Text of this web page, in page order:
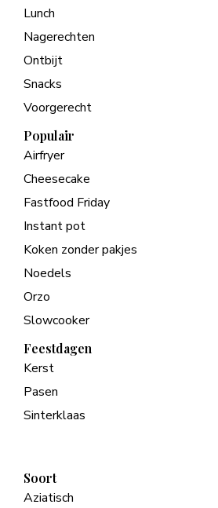
Lunch
Nagerechten
Ontbijt
Snacks
Voorgerecht
Populair
Airfryer
Cheesecake
Fastfood Friday
Instant pot
Koken zonder pakjes
Noedels
Orzo
Slowcooker
Feestdagen
Kerst
Pasen
Sinterklaas
Soort
Aziatisch